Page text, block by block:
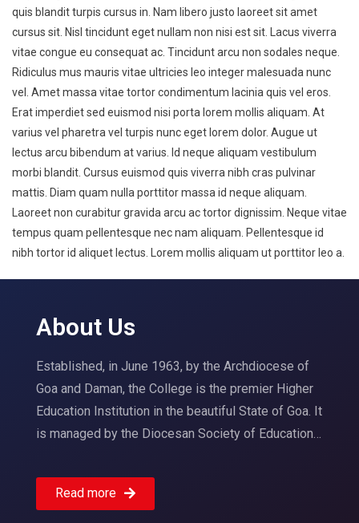
quis blandit turpis cursus in. Nam libero justo laoreet sit amet
cursus sit. Nisl tincidunt eget nullam non nisi est sit. Lacus viverra
vitae congue eu consequat ac. Tincidunt arcu non sodales neque.
Ridiculus mus mauris vitae ultricies leo integer malesuada nunc
vel. Amet massa vitae tortor condimentum lacinia quis vel eros.
Erat imperdiet sed euismod nisi porta lorem mollis aliquam. At
varius vel pharetra vel turpis nunc eget lorem dolor. Augue ut
lectus arcu bibendum at varius. Id neque aliquam vestibulum
morbi blandit. Cursus euismod quis viverra nibh cras pulvinar
mattis. Diam quam nulla porttitor massa id neque aliquam.
Laoreet non curabitur gravida arcu ac tortor dignissim. Neque vitae
tempus quam pellentesque nec nam aliquam. Pellentesque id
nibh tortor id aliquet lectus. Lorem mollis aliquam ut porttitor leo a.
About Us
Established, in June 1963, by the Archdiocese of
Goa and Daman, the College is the premier Higher
Education Institution in the beautiful State of Goa. It
is managed by the Diocesan Society of Education…
Read more